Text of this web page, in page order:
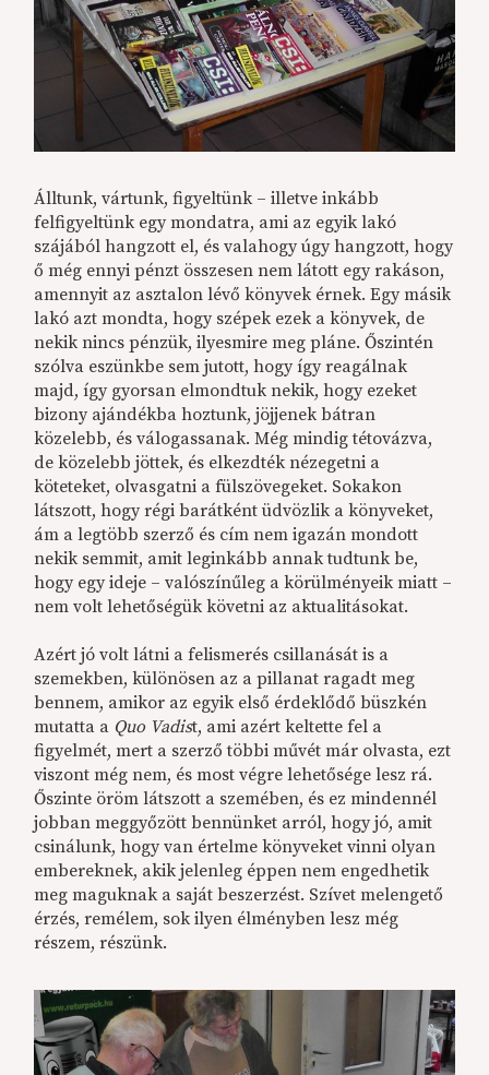
Álltunk, vártunk, figyeltünk – illetve inkább
felfigyeltünk egy mondatra, ami az egyik lakó
szájából hangzott el, és valahogy úgy hangzott, hogy
ő még ennyi pénzt összesen nem látott egy rakáson,
amennyit az asztalon lévő könyvek érnek. Egy másik
lakó azt mondta, hogy szépek ezek a könyvek, de
nekik nincs pénzük, ilyesmire meg pláne. Őszintén
szólva eszünkbe sem jutott, hogy így reagálnak
majd, így gyorsan elmondtuk nekik, hogy ezeket
bizony ajándékba hoztunk, jöjjenek bátran
közelebb, és válogassanak. Még mindig tétovázva,
de közelebb jöttek, és elkezdték nézegetni a
köteteket, olvasgatni a fülszövegeket. Sokakon
látszott, hogy régi barátként üdvözlik a könyveket,
ám a legtöbb szerző és cím nem igazán mondott
nekik semmit, amit leginkább annak tudtunk be,
hogy egy ideje – valószínűleg a körülményeik miatt –
nem volt lehetőségük követni az aktualitásokat.
Azért jó volt látni a felismerés csillanását is a
szemekben, különösen az a pillanat ragadt meg
bennem, amikor az egyik első érdeklődő büszkén
mutatta a Quo Vadist, ami azért keltette fel a
figyelmét, mert a szerző többi művét már olvasta, ezt
viszont még nem, és most végre lehetősége lesz rá.
Őszinte öröm látszott a szemében, és ez mindennél
jobban meggyőzött bennünket arról, hogy jó, amit
csinálunk, hogy van értelme könyveket vinni olyan
embereknek, akik jelenleg éppen nem engedhetik
meg maguknak a saját beszerzést. Szívet melengető
érzés, remélem, sok ilyen élményben lesz még
részem, részünk.